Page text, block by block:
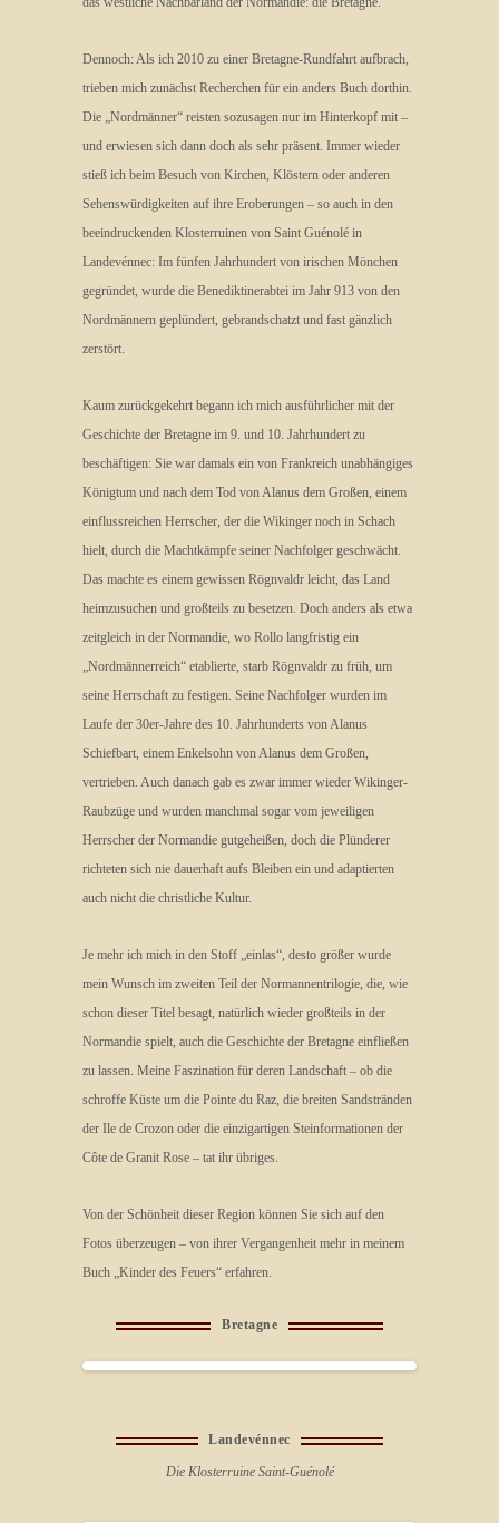
Dennoch: Als ich 2010 zu einer Bretagne-Rundfahrt aufbrach,
trieben mich zunächst Recherchen für ein anders Buch dorthin.
Die „Nordmänner“ reisten sozusagen nur im Hinterkopf mit –
und erwiesen sich dann doch als sehr präsent. Immer wieder
stieß ich beim Besuch von Kirchen, Klöstern oder anderen
Sehenswürdigkeiten auf ihre Eroberungen – so auch in den
beeindruckenden Klosterruinen von Saint Guénolé in
Landevénnec: Im fünfen Jahrhundert von irischen Mönchen
gegründet, wurde die Benediktinerabtei im Jahr 913 von den
Nordmännern geplündert, gebrandschatzt und fast gänzlich
zerstört.
Kaum zurückgekehrt begann ich mich ausführlicher mit der
Geschichte der Bretagne im 9. und 10. Jahrhundert zu
beschäftigen: Sie war damals ein von Frankreich unabhängiges
Königtum und nach dem Tod von Alanus dem Großen, einem
einflussreichen Herrscher, der die Wikinger noch in Schach
hielt, durch die Machtkämpfe seiner Nachfolger geschwächt.
Das machte es einem gewissen Rögnvaldr leicht, das Land
heimzusuchen und großteils zu besetzen. Doch anders als etwa
zeitgleich in der Normandie, wo Rollo langfristig ein
„Nordmännerreich“ etablierte, starb Rögnvaldr zu früh, um
seine Herrschaft zu festigen. Seine Nachfolger wurden im
Laufe der 30er-Jahre des 10. Jahrhunderts von Alanus
Schiefbart, einem Enkelsohn von Alanus dem Großen,
vertrieben. Auch danach gab es zwar immer wieder Wikinger-
Raubzüge und wurden manchmal sogar vom jeweiligen
Herrscher der Normandie gutgeheißen, doch die Plünderer
richteten sich nie dauerhaft aufs Bleiben ein und adaptierten
auch nicht die christliche Kultur.
Je mehr ich mich in den Stoff „einlas“, desto größer wurde
mein Wunsch im zweiten Teil der Normannentrilogie, die, wie
schon dieser Titel besagt, natürlich wieder großteils in der
Normandie spielt, auch die Geschichte der Bretagne einfließen
zu lassen. Meine Faszination für deren Landschaft – ob die
schroffe Küste um die Pointe du Raz, die breiten Sandstränden
der Ile de Crozon oder die einzigartigen Steinformationen der
Côte de Granit Rose – tat ihr übriges.
Von der Schönheit dieser Region können Sie sich auf den
Fotos überzeugen – von ihrer Vergangenheit mehr in meinem
Buch „Kinder des Feuers“ erfahren.
Bretagne
Landevénnec
Die Klosterruine Saint-Guénolé